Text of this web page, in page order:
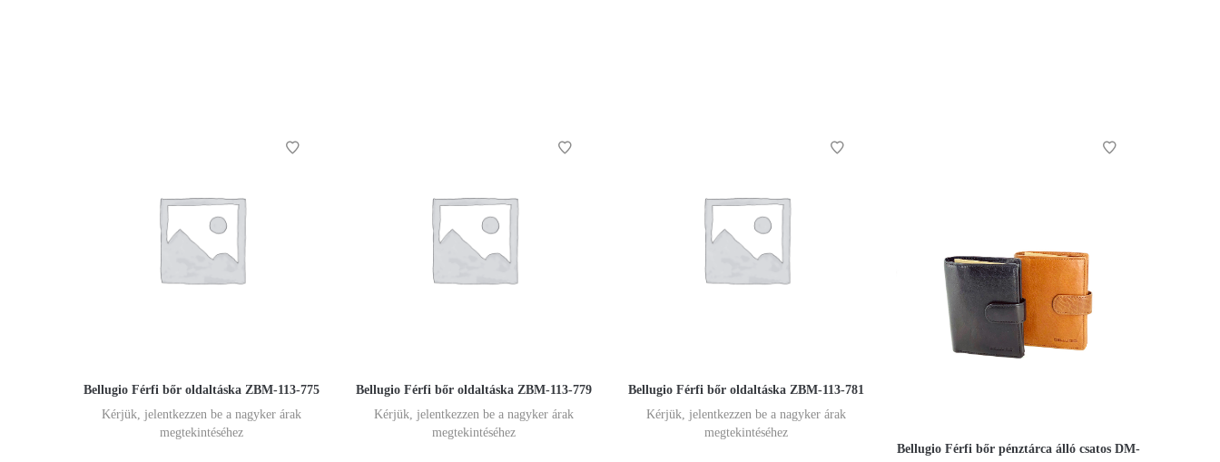
Bellugio Férfi bőr oldaltáska ZBM-113-775
Kérjük, jelentkezzen be a nagyker árak
megtekintéséhez
Bellugio Férfi bőr oldaltáska ZBM-113-779
Kérjük, jelentkezzen be a nagyker árak
megtekintéséhez
Bellugio Férfi bőr oldaltáska ZBM-113-781
Kérjük, jelentkezzen be a nagyker árak
megtekintéséhez
Bellugio Férfi bőr pénztárca álló csatos DM-